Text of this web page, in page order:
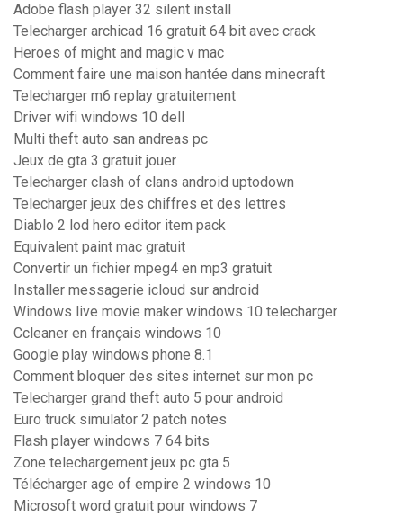
Adobe flash player 32 silent install
Telecharger archicad 16 gratuit 64 bit avec crack
Heroes of might and magic v mac
Comment faire une maison hantée dans minecraft
Telecharger m6 replay gratuitement
Driver wifi windows 10 dell
Multi theft auto san andreas pc
Jeux de gta 3 gratuit jouer
Telecharger clash of clans android uptodown
Telecharger jeux des chiffres et des lettres
Diablo 2 lod hero editor item pack
Equivalent paint mac gratuit
Convertir un fichier mpeg4 en mp3 gratuit
Installer messagerie icloud sur android
Windows live movie maker windows 10 telecharger
Ccleaner en français windows 10
Google play windows phone 8.1
Comment bloquer des sites internet sur mon pc
Telecharger grand theft auto 5 pour android
Euro truck simulator 2 patch notes
Flash player windows 7 64 bits
Zone telechargement jeux pc gta 5
Télécharger age of empire 2 windows 10
Microsoft word gratuit pour windows 7